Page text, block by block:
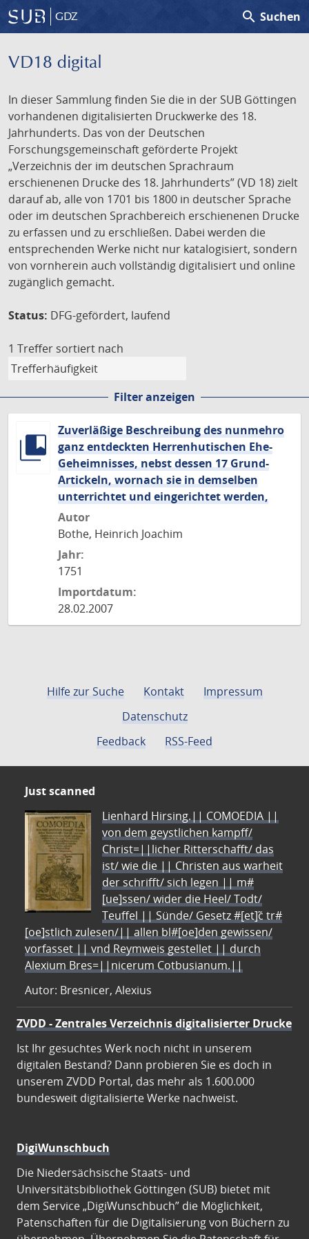
GDZ search Suchen
VD18 digital
In dieser Sammlung finden Sie die in der SUB Göttingen
vorhandenen digitalisierten Druckwerke des 18.
Jahrhunderts. Das von der Deutschen
Forschungsgemeinschaft geförderte Projekt
„Verzeichnis der im deutschen Sprachraum
erschienenen Drucke des 18. Jahrhunderts” (VD 18) zielt
darauf ab, alle von 1701 bis 1800 in deutscher Sprache
oder im deutschen Sprachbereich erschienenen Drucke
zu erfassen und zu erschließen. Dabei werden die
entsprechenden Werke nicht nur katalogisiert, sondern
von vornherein auch vollständig digitalisiert und online
zugänglich gemacht.
Status: DFG-gefördert, laufend
1 Treffer sortiert nach
Filter anzeigen
Zuverläßige Beschreibung des nunmehro
ganz entdeckten Herrenhutischen Ehe-
Geheimnisses, nebst dessen 17 Grund-
Artickeln, wornach sie in demselben
unterrichtet und eingerichtet werden,
Autor
Bothe, Heinrich Joachim
Jahr:
1751
Importdatum:
28.02.2007
Hilfe zur Suche Kontakt
Impressum
Datenschutz
Feedback
RSS-Feed
Just scanned
Lienhard Hirsing.|| COMOEDIA ||
von dem geystlichen kampff/
Christ=||licher Ritterschafft/ das
ist/ wie die || Christen aus warheit
der schrifft/ sich legen || m#
[ue]ssen/ wider die Heel/ Todt/
Teuffel || Sünde/ Gesetz #[et]c̃ tr#
[oe]stlich zulesen/|| allen bl#[oe]den gewissen/
vorfasset || vnd Reymweis gestellet || durch
Alexium Bres=||nicerum Cotbusianum.||
Autor: Bresnicer, Alexius
ZVDD - Zentrales Verzeichnis digitalisierter Drucke
Ist Ihr gesuchtes Werk noch nicht in unserem
digitalen Bestand? Dann probieren Sie es doch in
unserem ZVDD Portal, das mehr als 1.600.000
bundesweit digitalisierte Werke nachweist.
DigiWunschbuch
Die Niedersächsische Staats- und
Universitätsbibliothek Göttingen (SUB) bietet mit
dem Service „DigiWunschbuch” die Möglichkeit,
Patenschaften für die Digitalisierung von Büchern zu